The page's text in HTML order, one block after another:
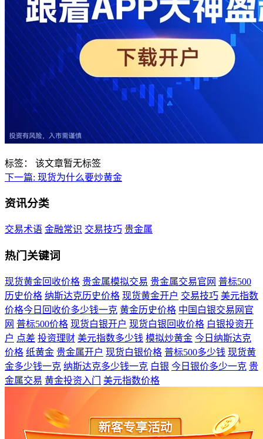
标签：
该文章暂无标签
下一篇: 现货为什么要炒黄金
资讯分类
交易术语 金融常识 交易技巧 贵金属
热门关键词
现货黄金回收价格 贵金属模拟交易 贵金属交易官网 普标500
历史价格 纳斯达克历史价格 现货黄金开户 交易技巧 美元指数
价格今日回收价多少钱一克 黄金历史价格 中国白银交易网官
网 普标500价格 现货白银开户 现货白银回收价格 白银投资开
户 点差 投资理财 美元指数多少钱 模拟炒黄金 今日纳斯达克
价格 纸黄金 贵金属开户 现货白银价格 普标500多少钱 现货黄
金多少钱一克 纳斯达克多少钱一克 白银 今日银价多少一克 贵
金属交易 黄金投资入门 美元指数价格